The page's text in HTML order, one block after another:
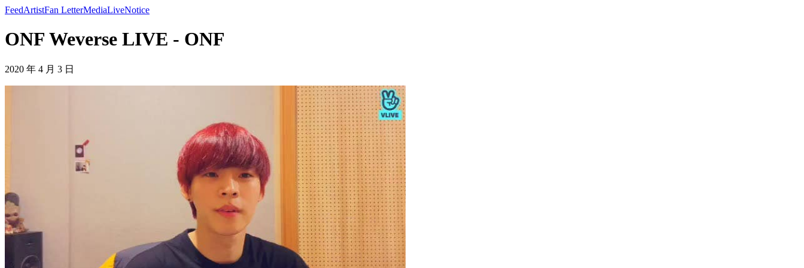
FeedArtistFan LetterMediaLiveNotice
ONF Weverse LIVE - ONF
2020 年 4 月 3 日